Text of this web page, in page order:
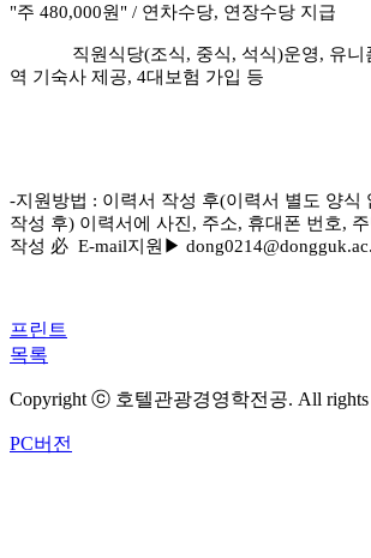
"주 480,000원" / 연차수당, 연장수당 지급
직원식당(조식, 중식, 석식)운영, 유니폼
역 기숙사 제공, 4대보험 가입 등
-지원방법 : 이력서 작성 후(이력서 별도 양식
작성 후) 이력서에 사진, 주소, 휴대폰 번호,
작성 必 E-mail지원 ▶
프린트
목록
Copyright ⓒ 호텔관광경영학전공. All rights
PC버전